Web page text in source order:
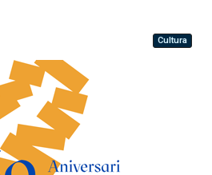
Cultura